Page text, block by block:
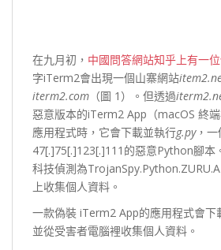
在九月初， 中國問答網站知乎上有一
字iTerm2會出現一個山寨網站
iterm2.com （圖 1）。但透過
惡意版本的iTerm2 App（macOS 終
應用程式時，它會下載並執行g.py，一
47[.]75[.]123[.]111的惡意Python腳本
科技偵測為
上收集個人資料。
一款偽裝 iTerm2 App的應用程式會下
並從受害者電腦裡收集個人資料。